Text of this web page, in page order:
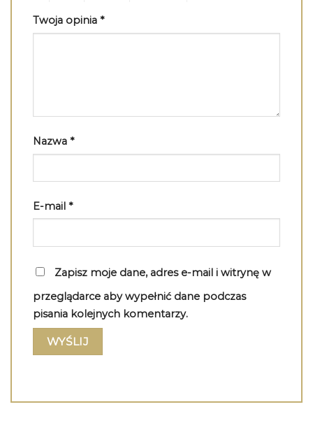
Twoja opinia *
Nazwa *
E-mail *
Zapisz moje dane, adres e-mail i witrynę w
przeglądarce aby wypełnić dane podczas
pisania kolejnych komentarzy.